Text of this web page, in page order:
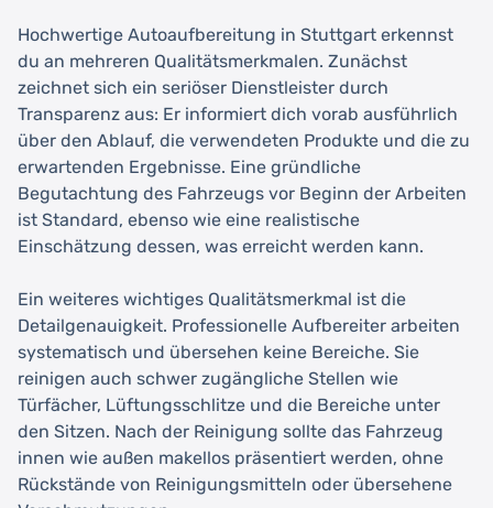
Hochwertige Autoaufbereitung in Stuttgart erkennst
du an mehreren Qualitätsmerkmalen. Zunächst
zeichnet sich ein seriöser Dienstleister durch
Transparenz aus: Er informiert dich vorab ausführlich
über den Ablauf, die verwendeten Produkte und die zu
erwartenden Ergebnisse. Eine gründliche
Begutachtung des Fahrzeugs vor Beginn der Arbeiten
ist Standard, ebenso wie eine realistische
Einschätzung dessen, was erreicht werden kann.
Ein weiteres wichtiges Qualitätsmerkmal ist die
Detailgenauigkeit. Professionelle Aufbereiter arbeiten
systematisch und übersehen keine Bereiche. Sie
reinigen auch schwer zugängliche Stellen wie
Türfächer, Lüftungsschlitze und die Bereiche unter
den Sitzen. Nach der Reinigung sollte das Fahrzeug
innen wie außen makellos präsentiert werden, ohne
Rückstände von Reinigungsmitteln oder übersehene